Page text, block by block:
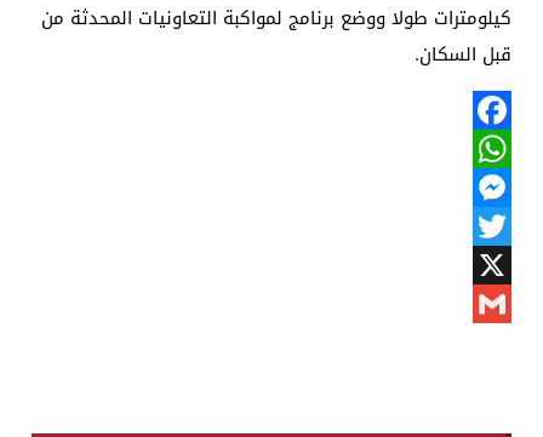
كيلومترات طولا ووضع برنامج لمواكبة التعاونيات المحدثة من
قبل السكان.
Facebook
WhatsApp
Messenger
Twitter
X